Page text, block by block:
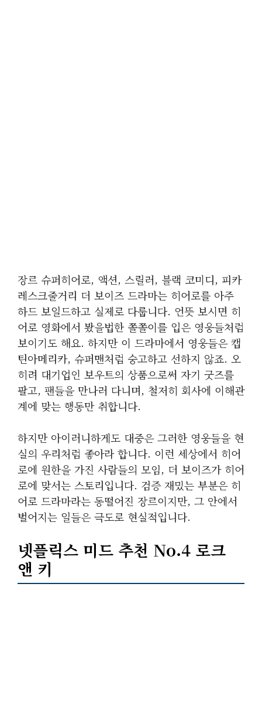
장르 슈퍼히어로, 액션, 스릴러, 블랙 코미디, 피카
레스크줄거리 더 보이즈 드라마는 히어로를 아주
하드 보일드하고 실제로 다룹니다. 언뜻 보시면 히
어로 영화에서 봤을법한 쫄쫄이를 입은 영웅들처럼
보이기도 해요. 하지만 이 드라마에서 영웅들은 캡
틴아메리카, 슈퍼맨처럼 숭고하고 선하지 않죠. 오
히려 대기업인 보우트의 상품으로써 자기 굿즈를
팔고, 팬들을 만나러 다니며, 철저히 회사에 이해관
계에 맞는 행동만 취합니다.
하지만 아이러니하게도 대중은 그러한 영웅들을 현
실의 우리처럼 좋아라 합니다. 이런 세상에서 히어
로에 원한을 가진 사람들의 모임, 더 보이즈가 히어
로에 맞서는 스토리입니다. 검증 재밌는 부분은 히
어로 드라마라는 동떨어진 장르이지만, 그 안에서
벌어지는 일들은 극도로 현실적입니다.
넷플릭스 미드 추천 No.4 로크
앤 키